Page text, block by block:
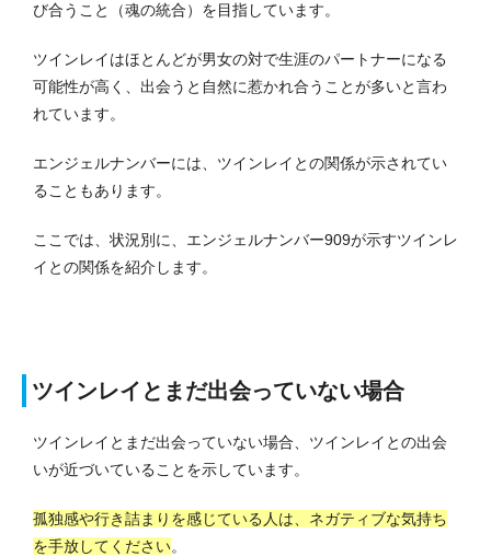
び合うこと（魂の統合）を目指しています。
ツインレイはほとんどが男女の対で生涯のパートナーになる
可能性が高く、出会うと自然に惹かれ合うことが多いと言わ
れています。
エンジェルナンバーには、ツインレイとの関係が示されてい
ることもあります。
ここでは、状況別に、エンジェルナンバー909が示すツインレ
イとの関係を紹介します。
ツインレイとまだ出会っていない場合
ツインレイとまだ出会っていない場合、ツインレイとの出会
いが近づいていることを示しています。
孤独感や行き詰まりを感じている人は、ネガティブな気持ち
を手放してください。